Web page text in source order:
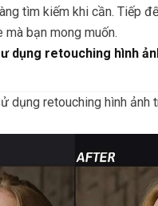
tìm kiếm khi cần. Tiếp
bạn mong muốn.
dụng retouching hình
dụng retouching hình ảnh